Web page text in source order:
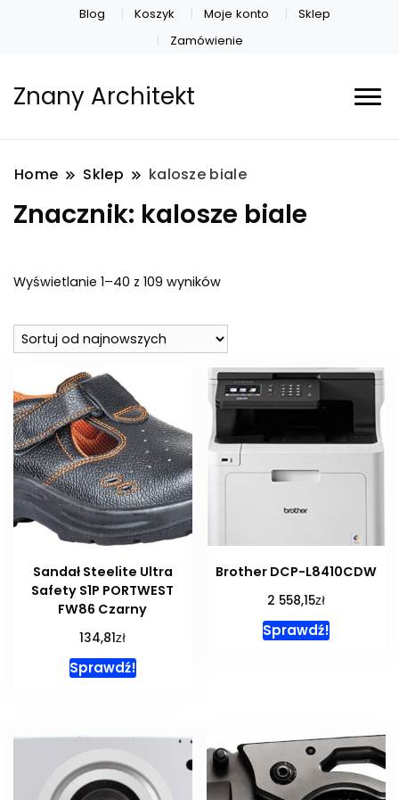
Blog Koszyk Moje konto
Sklep
Zamówienie
Znany Architekt
Home Sklep kalosze biale
Znacznik: kalosze biale
Wyświetlanie 1–40 z 109 wynikówPosortowane
najnowszych
Sandał Steelite Ultra
Safety S1P PORTWEST
FW86 Czarny
134,81zł
Sprawdź!
Brother DCP-L8410CDW
2 558,15zł
Sprawdź!